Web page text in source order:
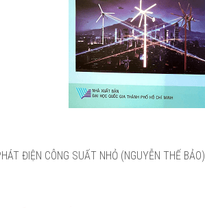
ĐIỆN CÔNG SUẤT NHỎ (NGUYỄN THẾ BẢO)